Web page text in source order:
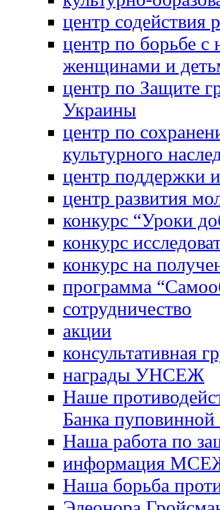
центр содействия
центр по борьбе с
женщинами и
центр по Защите
Украины
центр по
культурного
центр поддержки
центр развития
конкурс “Уроки
конкурс
конкурс на
программа
сотрудничество
акции
консультативная
награды УНСЕЖ
Наше
Банка
Наша работа по
информация
Наша борьба